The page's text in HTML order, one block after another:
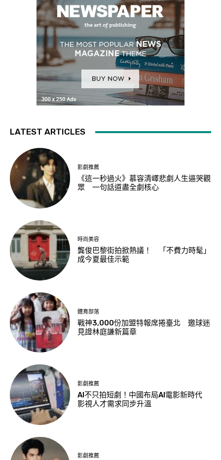
LATEST ARTICLES
影劇推薦
《這一秒過火》慕容清嶧悲劇人生逼哭觀
眾 一句話道盡全劇核心
時尚美容
龔俊巴黎街拍掀熱議！ 「不費力時髦」
成今夏最佳示範
體育部落
戰神3,000份加盟特報席捲臺北 邀球迷
見證林庭謙新篇章
影劇推薦
AI不只拍短劇！中國布局AI電影新時代
影視人才需求同步升溫
影劇推薦